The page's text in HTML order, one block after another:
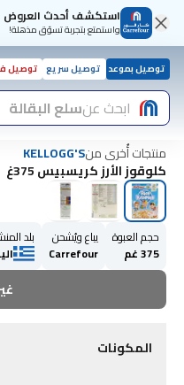
استكشف أحدث العروض
واستمتع بتجربة تسوّق مذهلة!
توصيل بموعد توصيل سريع توصيل
ابحث عنسلع البقالة
منتجات أُخرى منKELLOGG'S
كلوقوز الأرز كريسبيس 375غ
حجم العبوة
375 غم
يباع ويُشحن
Carrefour
بلد
المكونات